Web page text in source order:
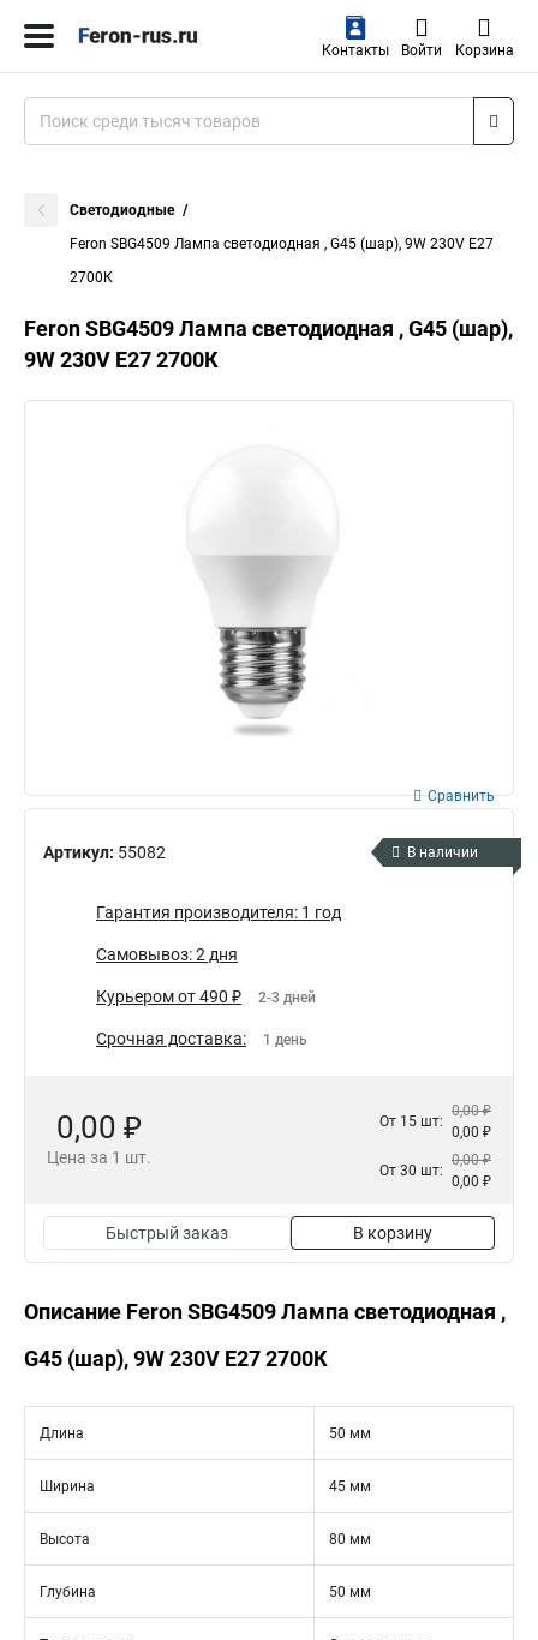
Контакты Войти Корзина
Светодиодные
Feron SBG4509 Лампа светодиодная , G45 (шар), 9W 230V E27
2700К
Feron SBG4509 Лампа светодиодная , G45 (шар),
9W 230V E27 2700К
Артикул: 55082
Сравнить
В наличии
Гарантия производителя: 1 год
Самовывоз: 2 дня
Курьером от 490 ₽ 2-3 дней
Срочная доставка: 1 день
0,00 ₽
Цена за 1 шт.
От 15 шт:
0,00 ₽
0,00 ₽
От 30 шт:
0,00 ₽
0,00 ₽
Быстрый заказ В корзину
Описание Feron SBG4509 Лампа светодиодная ,
G45 (шар), 9W 230V E27 2700К
Длина 50 мм
Ширина 45 мм
Высота 80 мм
Глубина 50 мм